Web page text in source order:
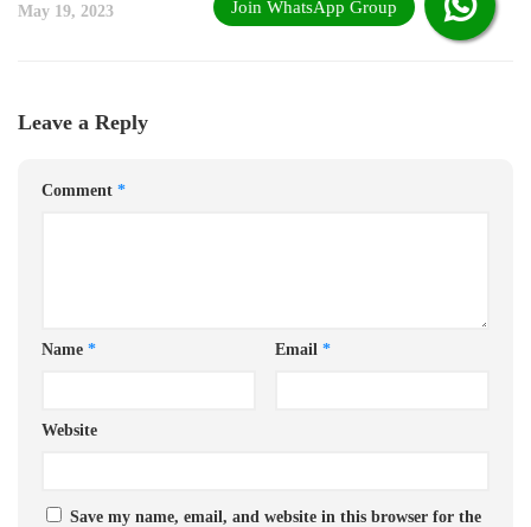
May 19, 2023 May 19, 2023
Leave a Reply
Comment *
Name * Email *
Website
Save my name, email, and website in this browser for the